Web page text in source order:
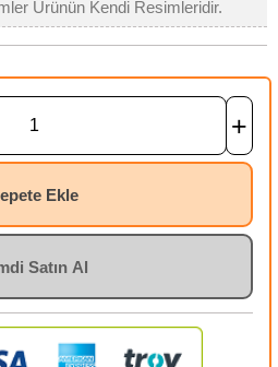
Ürünün Kendi Resimleridir.
+
Ekle
Satın Al